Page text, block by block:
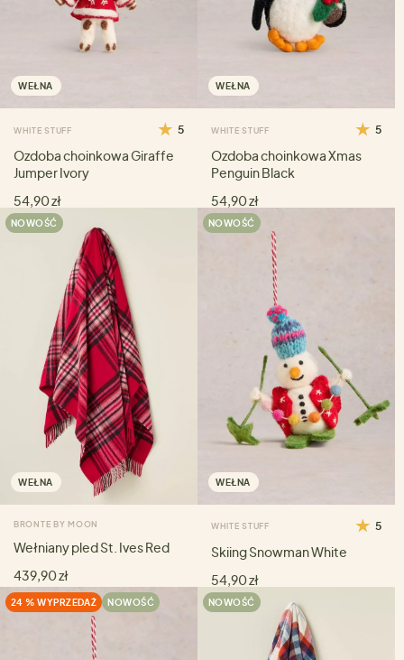
WEŁNA
WHITE STUFF 5
Ozdoba choinkowa Giraffe
Jumper Ivory
54,90 zł
WEŁNA
WHITE STUFF 5
Ozdoba choinkowa Xmas
Penguin Black
54,90 zł
NOWOŚĆ
WEŁNA
BRONTE BY MOON
Wełniany pled St. Ives Red
439,90 zł
NOWOŚĆ
WEŁNA
WHITE STUFF 5
Skiing Snowman White
54,90 zł
24 % WYPRZEDAŻ NOWOŚĆ NOWOŚĆ